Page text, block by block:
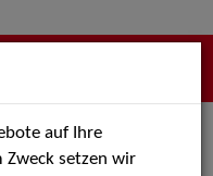
auf Ihre
Zweck setzen wir